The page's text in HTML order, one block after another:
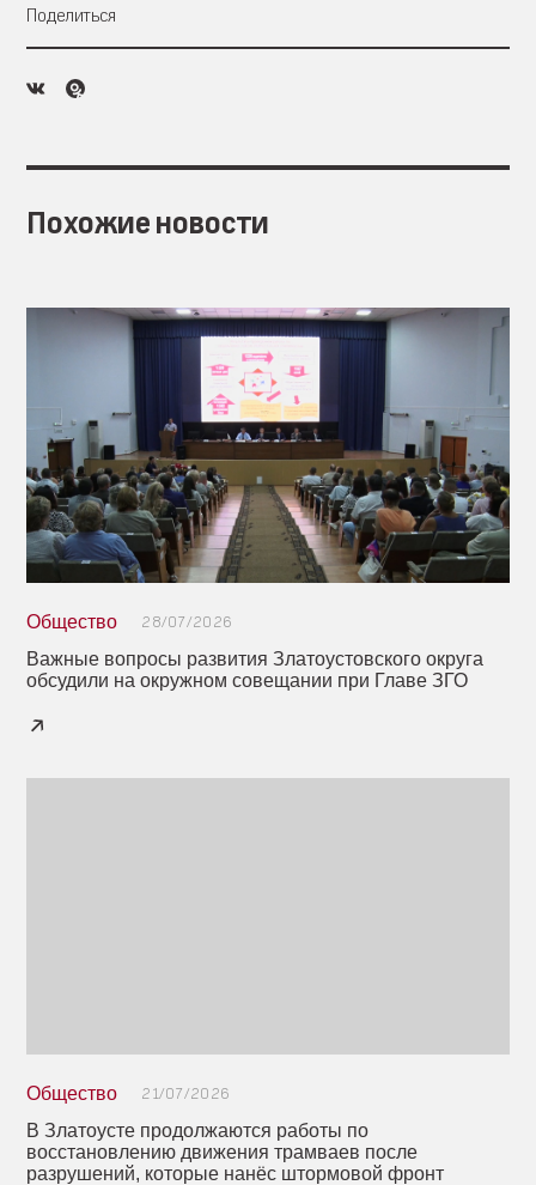
Поделиться
Похожие новости
Общество 28/07/2026
Важные вопросы развития Златоустовского округа
обсудили на окружном совещании при Главе ЗГО
Общество 21/07/2026
В Златоусте продолжаются работы по
восстановлению движения трамваев после
разрушений, которые нанёс штормовой фронт